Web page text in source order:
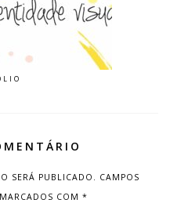
SERÁ PUBLICADO. CAMPOS
COM *